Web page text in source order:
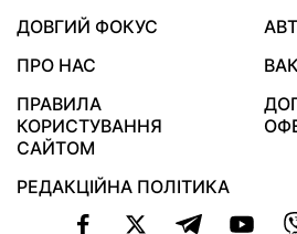
ДОВГИЙ ФОКУС
ПРО НАС
ПРАВИЛА
КОРИСТУВАННЯ
САЙТОМ
РЕДАКЦІЙНА ПОЛІТИКА